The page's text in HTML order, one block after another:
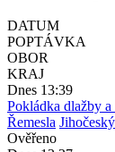
DATUM
POPTÁVKA
OBOR
KRAJ
Dnes 13:39
Pokládka dlažby
Řemesla Jihočeský
Ověřeno